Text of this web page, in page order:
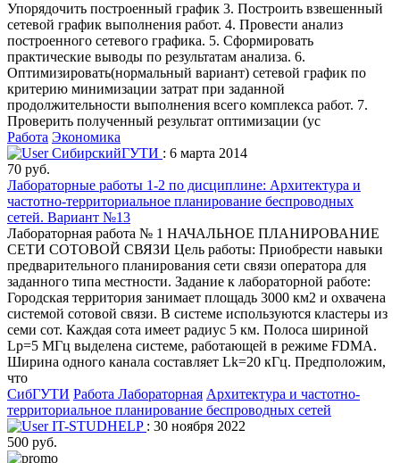
Упорядочить построенный график 3. Построить взвешенный
сетевой график выполнения работ. 4. Провести анализ
построенного сетевого графика. 5. Сформировать
практические выводы по результатам анализа. 6.
Оптимизировать(нормальный вариант) сетевой график по
критерию минимизации затрат при заданной
продолжительности выполнения всего комплекса работ. 7.
Проверить полученный результат оптимизации (ус
Работа Экономика
СибирскийГУТИ : 6 марта 2014
70 руб.
Лабораторные работы 1-2 по дисциплине: Архитектура и
частотно-территориальное планирование беспроводных
сетей. Вариант №13
Лабораторная работа № 1 НАЧАЛЬНОЕ ПЛАНИРОВАНИЕ
СЕТИ СОТОВОЙ СВЯЗИ Цель работы: Приобрести навыки
предварительного планирования сети связи оператора для
заданного типа местности. Задание к лабораторной работе:
Городская территория занимает площадь 3000 км2 и охвачена
системой сотовой связи. В системе используются кластеры из
семи сот. Каждая coтa имеет радиус 5 км. Полоса шириной
Lp=5 МГц выделена системе, работающей в режиме FDMA.
Ширина одного канала составляет Lk=20 кГц. Предположим,
что
СибГУТИ Работа Лабораторная Архитектура и частотно-
территориальное планирование беспроводных сетей
IT-STUDHELP : 30 ноября 2022
500 руб.